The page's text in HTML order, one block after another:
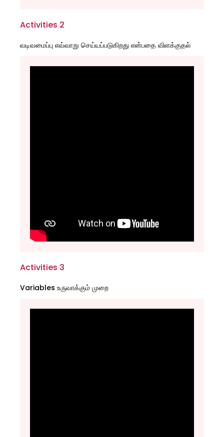
Activities 2
வடிவமைப்பு எவ்வாறு செய்யப்படுகிறது என்பதை விளக்குதல்
Activities 3
Variables உருவாக்கும் முறை